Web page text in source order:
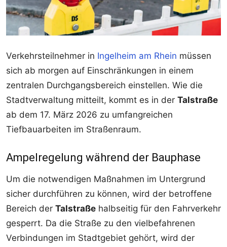
Verkehrsteilnehmer in Ingelheim am Rhein müssen
sich ab morgen auf Einschränkungen in einem
zentralen Durchgangsbereich einstellen. Wie die
Stadtverwaltung mitteilt, kommt es in der Talstraße
ab dem 17. März 2026 zu umfangreichen
Tiefbauarbeiten im Straßenraum.
Ampelregelung während der Bauphase
Um die notwendigen Maßnahmen im Untergrund
sicher durchführen zu können, wird der betroffene
Bereich der Talstraße halbseitig für den Fahrverkehr
gesperrt. Da die Straße zu den vielbefahrenen
Verbindungen im Stadtgebiet gehört, wird der